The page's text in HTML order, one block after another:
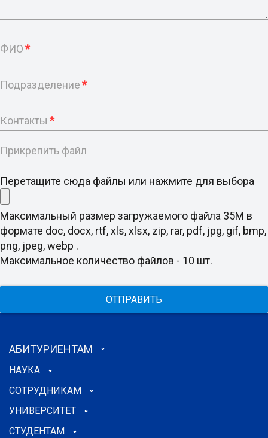
ФИО*
Подразделение*
Контакты *
Прикрепить файл
Перетащите сюда файлы или нажмите для выбора
Максимальный размер загружаемого файла 35M в
формате doc, docx, rtf, xls, xlsx, zip, rar, pdf, jpg, gif, bmp,
png, jpeg, webp .
Максимальное количество файлов - 10 шт.
ОТПРАВИТЬ
АБИТУРИЕНТАМ
НАУКА
СОТРУДНИКАМ
УНИВЕРСИТЕТ
СТУДЕНТАМ